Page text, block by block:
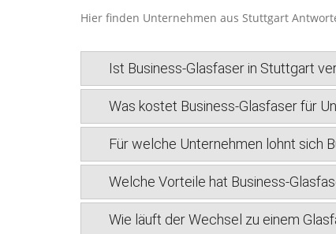
Hier finden Unternehmen aus Stuttgart
Ist Business-Glasfaser in Stuttgart
Was kostet Business-Glasfaser für
Für welche Unternehmen lohnt sich
Welche Vorteile hat Business-
Wie läuft der Wechsel zu einem